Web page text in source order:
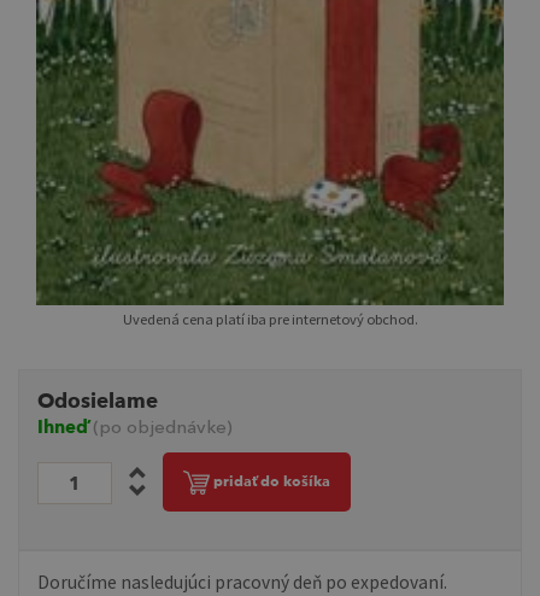
Uvedená cena platí iba pre internetový obchod.
Odosielame
Ihneď(po objednávke)
pridať do košíka
Doručíme nasledujúci pracovný deň po expedovaní.